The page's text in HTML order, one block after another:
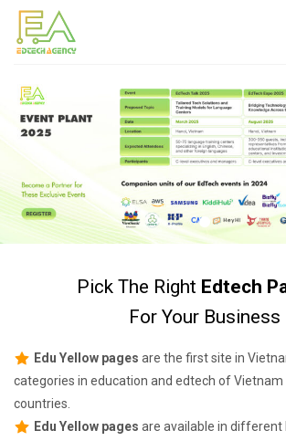
Skip
content
Pick The Right Edtech
For Your Business
Edu Yellow pages are the first site in
categories in education and edtech of
countries.
Edu Yellow pages are available in different